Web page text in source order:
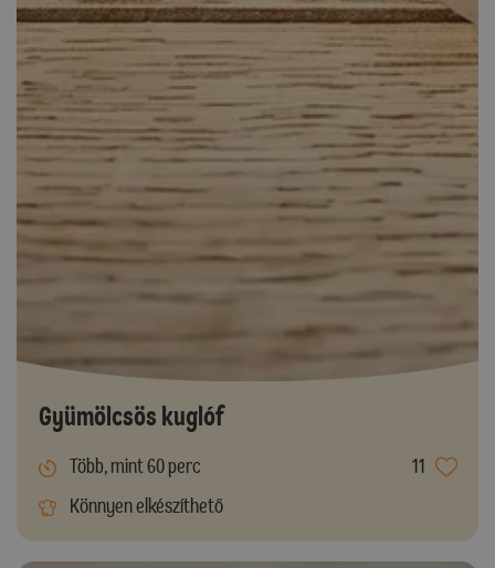
Gyümölcsös kuglóf
Több, mint 60 perc
11
Könnyen elkészíthető